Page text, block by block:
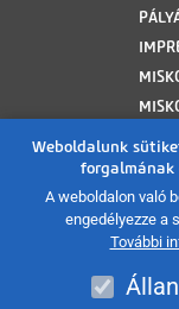
Weboldalunk
forgalmának
A weboldalon való
engedélyezze a
További
SÜTI